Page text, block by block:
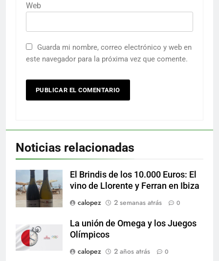
Web
Guarda mi nombre, correo electrónico y web en
este navegador para la próxima vez que comente.
Noticias relacionadas
El Brindis de los 10.000 Euros: El
vino de Llorente y Ferran en Ibiza
calopez
2 semanas atrás 0
La unión de Omega y los Juegos
Olímpicos
calopez
2 años atrás 0